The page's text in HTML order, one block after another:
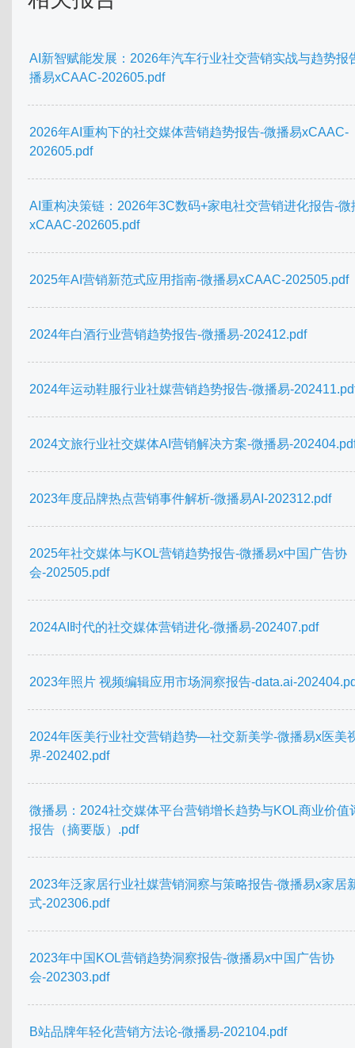
AI新智赋能发展：2026年汽车行业社交营销实战与趋势报
播易xCAAC-202605.pdf
2026年AI重构下的社交媒体营销趋势报告-微播易xCAAC-
202605.pdf
AI重构决策链：2026年3C数码+家电社交营销进化报告-微
xCAAC-202605.pdf
2025年AI营销新范式应用指南-微播易xCAAC-202505.pdf
2024年白酒行业营销趋势报告-微播易-202412.pdf
2024年运动鞋服行业社媒营销趋势报告-微播易-
2024文旅行业社交媒体AI营销解决方案-微播易-
2023年度品牌热点营销事件解析-微播易AI-202312.pdf
2025年社交媒体与KOL营销趋势报告-微播易x中国广告协
会-202505.pdf
2024AI时代的社交媒体营销进化-微播易-202407.pdf
2023年照片 视频编辑应用市场洞察报告-data.ai-
2024年医美行业社交营销趋势—社交新美学-微播易x医美
界-202402.pdf
微播易：2024社交媒体平台营销增长趋势与KOL商业价值
报告（摘要版）.pdf
2023年泛家居行业社媒营销洞察与策略报告-微播易x家居
式-202306.pdf
2023年中国KOL营销趋势洞察报告-微播易x中国广告协
会-202303.pdf
B站品牌年轻化营销方法论-微播易-202104.pdf